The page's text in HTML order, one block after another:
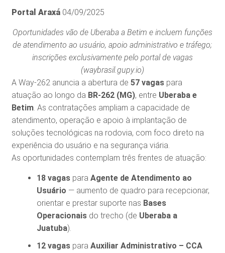
Portal Araxá 04/09/2025
Oportunidades vão de Uberaba a Betim e incluem funções
de atendimento ao usuário, apoio administrativo e tráfego;
inscrições exclusivamente pelo portal de vagas
(waybrasil.gupy.io)
A Way-262 anuncia a abertura de 57 vagaspara
atuação ao longo da BR-262 (MG), entre Uberaba e
Betim. As contratações ampliam a capacidade de
atendimento, operação e apoio à implantação de
soluções tecnológicas na rodovia, com foco direto na
experiência do usuário e na segurança viária.
As oportunidades contemplam três frentes de atuação:
18 vagaspara Agente de Atendimento ao
Usuário — aumento de quadro para recepcionar,
orientar e prestar suporte nas Bases
Operacionaisdo trecho (de Uberaba a
Juatuba).
12 vagaspara Auxiliar Administrativo – CCA